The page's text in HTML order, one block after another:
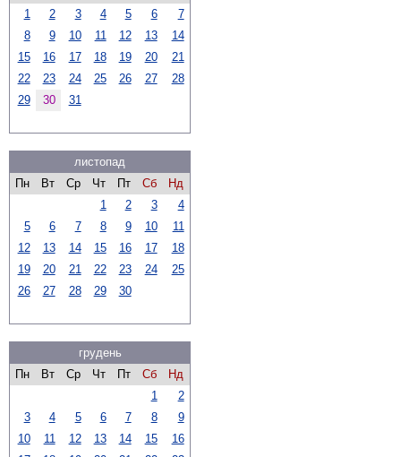
1
2 3 4 5 6
7
8
9 10 11 12 13
14
15
16 17 18 19 20
21
22
23 24 25 26 27
28
29
30 31
листопад
Пн
Вт Ср Чт Пт Сб
Нд
1
2 3
4
5
6 7 8 9 10
11
12
13 14 15 16 17
18
19
20 21 22 23 24
25
26
27 28 29 30
грудень
Пн
Вт Ср Чт Пт Сб
Нд
1
2
3
4 5 6 7 8
9
10
11 12 13 14 15
16